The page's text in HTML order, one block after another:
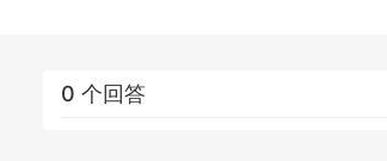
0 个回答